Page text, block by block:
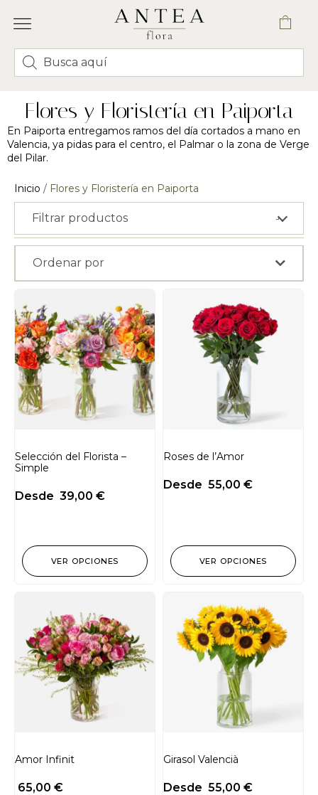
Flores y Floristería en Paiporta
En Paiporta entregamos ramos del día cortados a mano en
Valencia, ya pidas para el centro, el Palmar o la zona de Verge
del Pilar.
Inicio / Flores y Floristería en Paiporta
Filtrar productos ›
Ordenar por
Selección del Florista –
Simple
Desde 39,00 €
VER OPCIONES
Roses de l’Amor
Desde 55,00 €
VER OPCIONES
Amor Infinit
65,00 €
Girasol Valencià
Desde 55,00 €